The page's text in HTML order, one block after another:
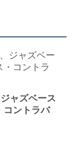
ャズベース
コントラバ